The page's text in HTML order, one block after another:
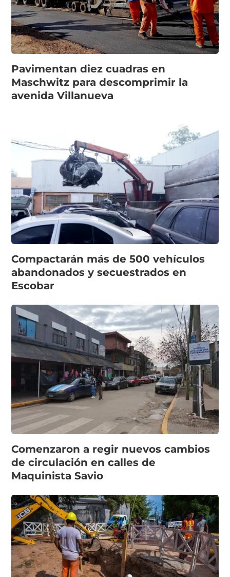
Pavimentan diez cuadras en
Maschwitz para descomprimir la
avenida Villanueva
Compactarán más de 500 vehículos
abandonados y secuestrados en
Escobar
Comenzaron a regir nuevos cambios
de circulación en calles de
Maquinista Savio